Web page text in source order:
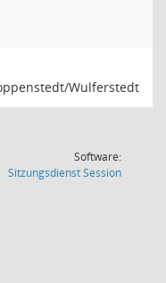
Wulferstedt
Software:
SitzungsdienstSession(Wird in